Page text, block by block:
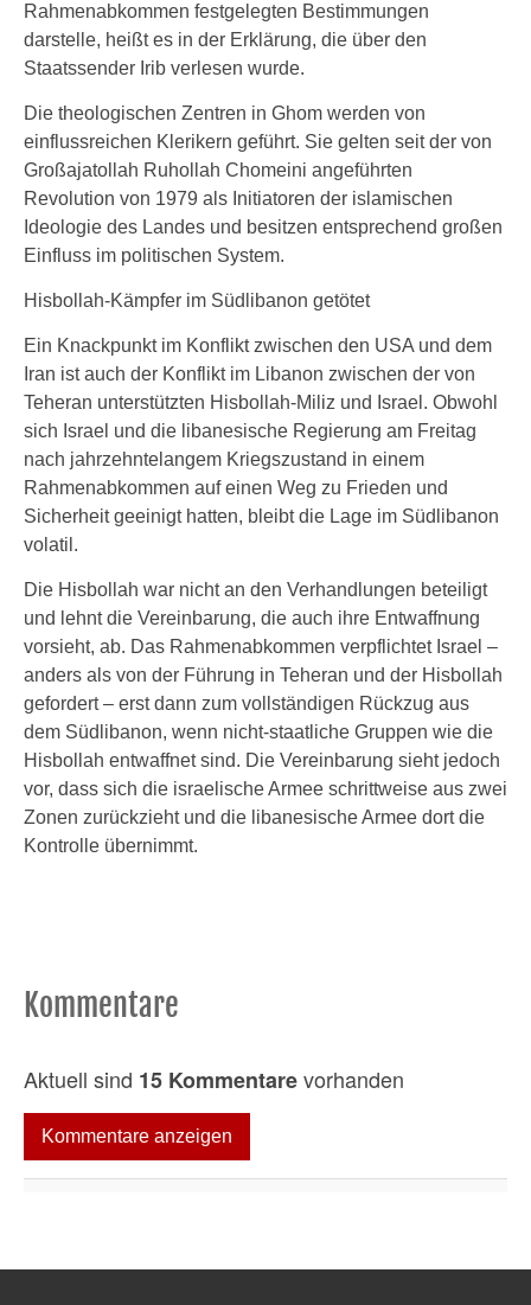
Rahmenabkommen festgelegten Bestimmungen
darstelle, heißt es in der Erklärung, die über den
Staatssender Irib verlesen wurde.
Die theologischen Zentren in Ghom werden von
einflussreichen Klerikern geführt. Sie gelten seit der von
Großajatollah Ruhollah Chomeini angeführten
Revolution von 1979 als Initiatoren der islamischen
Ideologie des Landes und besitzen entsprechend großen
Einfluss im politischen System.
Hisbollah-Kämpfer im Südlibanon getötet
Ein Knackpunkt im Konflikt zwischen den USA und dem
Iran ist auch der Konflikt im Libanon zwischen der von
Teheran unterstützten Hisbollah-Miliz und Israel. Obwohl
sich Israel und die libanesische Regierung am Freitag
nach jahrzehntelangem Kriegszustand in einem
Rahmenabkommen auf einen Weg zu Frieden und
Sicherheit geeinigt hatten, bleibt die Lage im Südlibanon
volatil.
Die Hisbollah war nicht an den Verhandlungen beteiligt
und lehnt die Vereinbarung, die auch ihre Entwaffnung
vorsieht, ab. Das Rahmenabkommen verpflichtet Israel –
anders als von der Führung in Teheran und der Hisbollah
gefordert – erst dann zum vollständigen Rückzug aus
dem Südlibanon, wenn nicht-staatliche Gruppen wie die
Hisbollah entwaffnet sind. Die Vereinbarung sieht jedoch
vor, dass sich die israelische Armee schrittweise aus zwei
Zonen zurückzieht und die libanesische Armee dort die
Kontrolle übernimmt.
Kommentare
Aktuell sind 15 Kommentarevorhanden
Kommentare anzeigen